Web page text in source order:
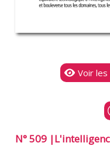
Voir les
N° 509